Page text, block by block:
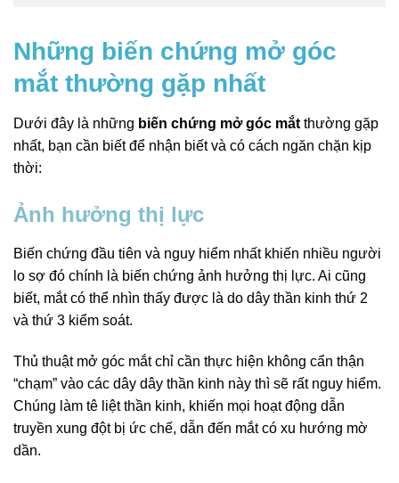
Những biến chứng mở góc
mắt thường gặp nhất
Dưới đây là những biến chứng mở góc mắtthường gặp
nhất, bạn cần biết để nhận biết và có cách ngăn chặn kịp
thời:
Ảnh hưởng thị lực
Biến chứng đầu tiên và nguy hiểm nhất khiến nhiều người
lo sợ đó chính là biến chứng ảnh hưởng thị lực. Ai cũng
biết, mắt có thể nhìn thấy được là do dây thần kinh thứ 2
và thứ 3 kiểm soát.
Thủ thuật mở góc mắt chỉ cần thực hiện không cẩn thận
“chạm” vào các dây dây thần kinh này thì sẽ rất nguy hiểm.
Chúng làm tê liệt thần kinh, khiến mọi hoạt động dẫn
truyền xung đột bị ức chế, dẫn đến mắt có xu hướng mờ
dần.